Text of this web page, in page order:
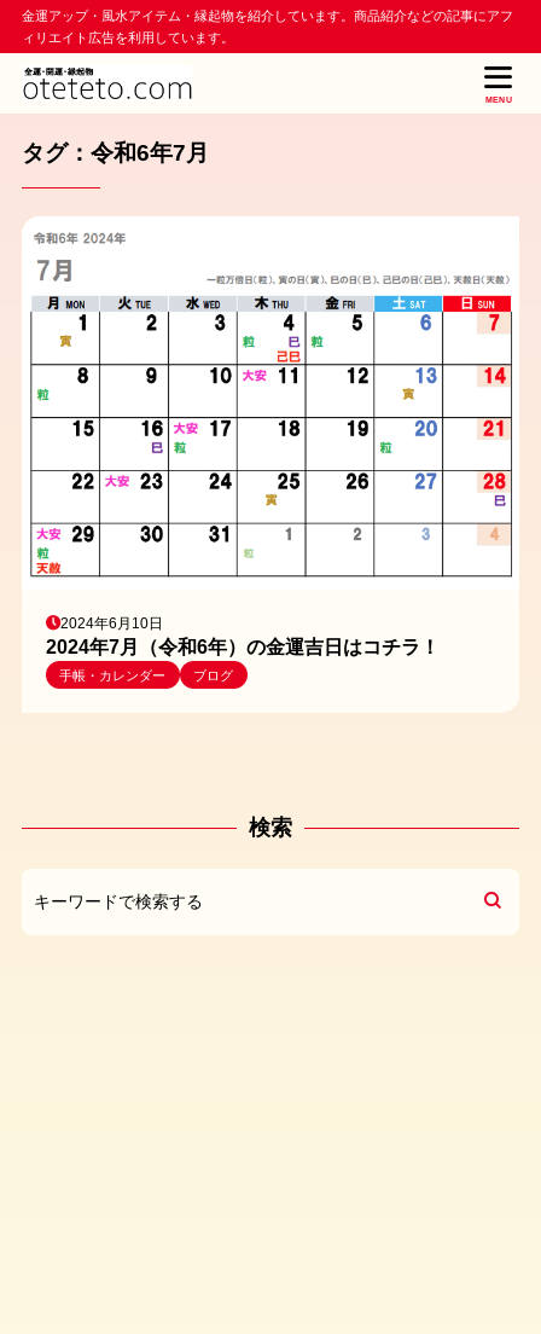
金運アップ・風水アイテム・縁起物を紹介しています。商品紹介などの記事にアフ
ィリエイト広告を利用しています。
MENU
タグ：令和6年7月
2024年6月10日
2024年7月（令和6年）の金運吉日はコチラ！
手帳・カレンダー ブログ
検索